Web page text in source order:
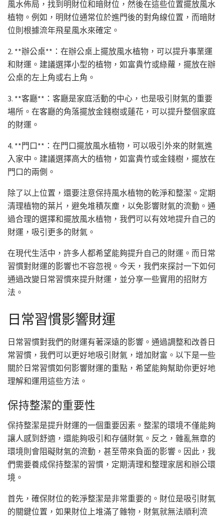
風水佈局，找到明財位和暗財位，然後在這些位置擺放風水
植物。例如，明財位通常位於進門後的對角線位置，而暗財
位則根據流年飛星風水來確定。
2. **辦公桌**：在辦公桌上擺放風水植物，可以提升事業運
和財運。建議選擇小型的植物，如富貴竹或綠蘿，擺放在辦
公桌的左上角或右上角。
3. **客廳**：客廳是家庭活動的中心，也是吸引財氣的重要
場所。在客廳的角落擺放金錢樹或蓮花，可以提升整個家庭
的財運。
4. **門口**：在門口擺放風水植物，可以吸引外來的財氣進
入家中。建議選擇高大的植物，如富貴竹或金錢樹，擺放在
門口的兩側。
除了以上位置，還要注意保持風水植物的乾淨和整潔。定期
清理植物的葉片，避免堆積灰塵，以免影響財氣的流動。通
過合理的選擇和擺放風水植物，我們可以有效地提升自己的
財運，吸引更多的財氣。
在現代生活中，許多人都希望能夠提升自己的財運。而日常
習慣對財運的影響也不容忽視。今天，我們來探討一下如何
通過改變日常習慣來提升財運，並分享一些實用的招財方
法。
日常習慣影響財運
日常習慣對我們的財運有著深遠的影響。通過調整和改善日
常習慣，我們可以更好地吸引財氣，增加財富。以下是一些
關於日常習慣如何影響財運的重點，希望能夠幫助你更好地
理解和運用這些方法。
保持整潔的重要性
保持整潔是提升財運的一個重要因素。整潔的環境不僅能夠
讓人感到舒適，還能夠吸引和存儲財氣。反之，雜亂無章的
環境則會阻礙財氣的流動，甚至帶來負面的影響。因此，我
們需要養成保持整潔的習慣，定期清理和整理家居和辦公環
境。
首先，確保財位的乾淨整潔是非常重要的。財位是吸引財氣
的關鍵位置，如果財位上堆滿了雜物，財氣就無法順利流